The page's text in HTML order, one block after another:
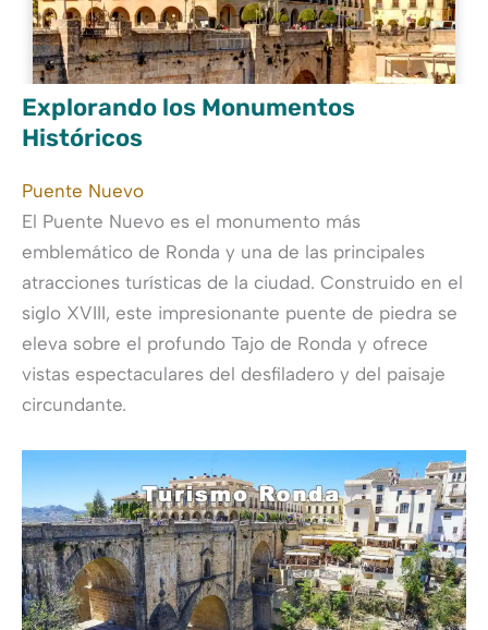
Explorando los Monumentos
Históricos
Puente Nuevo
El Puente Nuevo es el monumento más
emblemático de Ronda y una de las principales
atracciones turísticas de la ciudad. Construido en el
siglo XVIII, este impresionante puente de piedra se
eleva sobre el profundo Tajo de Ronda y ofrece
vistas espectaculares del desfiladero y del paisaje
circundante.